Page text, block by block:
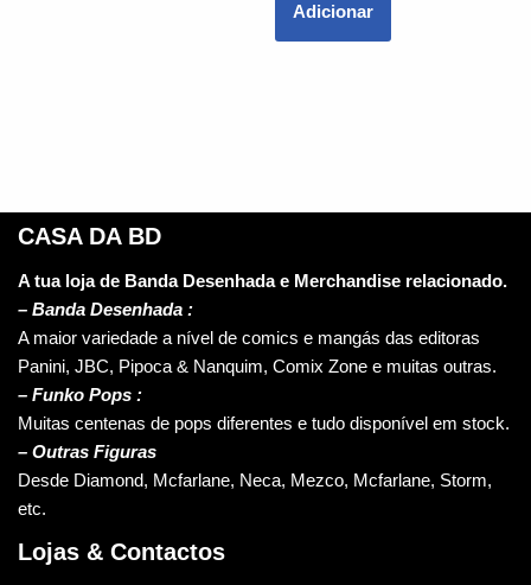
Adicionar
CASA DA BD
A tua loja de Banda Desenhada e Merchandise relacionado.
– Banda Desenhada :
A maior variedade a nível de comics e mangás das editoras
Panini, JBC, Pipoca & Nanquim, Comix Zone e muitas outras.
– Funko Pops :
Muitas centenas de pops diferentes e tudo disponível em stock.
– Outras Figuras
Desde Diamond, Mcfarlane, Neca, Mezco, Mcfarlane, Storm,
etc.
Lojas & Contactos